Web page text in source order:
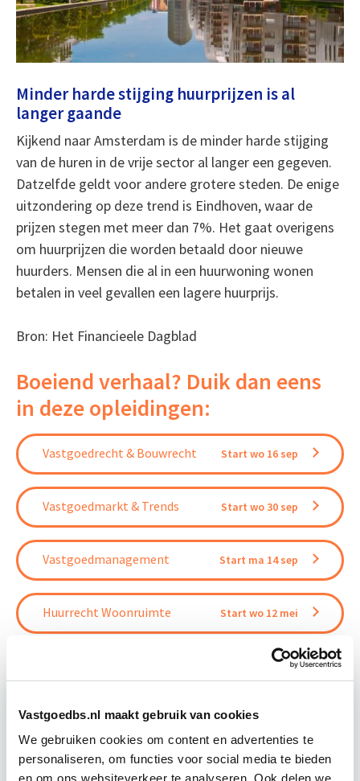
Vastgoedbs.nl maakt gebruik van cookies
We gebruiken cookies om content en advertenties te
personaliseren, om functies voor social media te bieden
en om ons websiteverkeer te analyseren. Ook delen we
Minder harde stijging huurprijzen is al
langer gaande
Kijkend naar Amsterdam is de minder harde stijging
van de huren in de vrije sector al langer een gegeven.
Datzelfde geldt voor andere grotere steden. De enige
uitzondering op deze trend is Eindhoven, waar de
prijzen stegen met meer dan 7%. Het gaat overigens
om huurprijzen die worden betaald door nieuwe
huurders. Mensen die al in een huurwoning wonen
betalen in veel gevallen een lagere huurprijs.
Bron: Het Financieele Dagblad
Boeiend verhaal? Duik dan eens
in deze opleidingen:
Vastgoedrecht & Bouwrecht Start wo 16 sep
Vastgoedmarkt & Trends Start wo 30 sep
Vastgoedmanagement Start ma 14 sep
Huurrecht Woonruimte Start wo 12 mei
Relevant bij dit artikel
Business Case voor Vastgoed- &
Projectontwikkeling